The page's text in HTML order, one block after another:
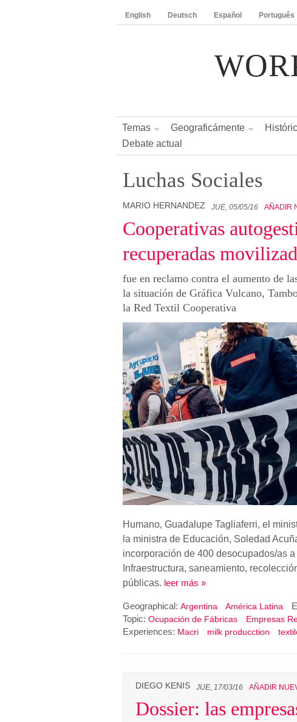
English Deutsch Español Português
Temas Geograficámente
Debate actual
Luchas Sociales
MARIO HERNANDEZ JUE, 05/05/16 AÑADIR
Cooperativas
recuperadas
fue en reclamo contra el aumento de
la situación de Gráfica Vulcano,
la Red Textil Cooperativa
Humano, Guadalupe Tagliaferri, el
la ministra de Educación, Soledad
incorporación de 400 desocupados/as
Infraestructura, saneamiento,
públicas. leer más »
Geographical: Argentina América Latina
Topic: Ocupación de Fábricas Empresas
Experiences: Macri milk producction
DIEGO KENIS JUE, 17/03/16 AÑADIR
Dossier: las